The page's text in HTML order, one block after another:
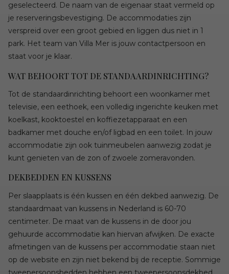
geselecteerd. De naam van de eigenaar staat vermeld op
je reserveringsbevestiging. De accommodaties zijn
verspreid over een groot gebied en liggen dus niet in 1
park. Het team van Villa Mer is jouw contactpersoon en
staat voor je klaar.
WAT BEHOORT TOT DE STANDAARDINRICHTING?
Tot de standaardinrichting behoort een woonkamer met
televisie, een eethoek, een volledig ingerichte keuken met
koelkast, kooktoestel en koffiezetapparaat en een
badkamer met douche en/of ligbad en een toilet. In jouw
accommodatie zijn ook tuinmeubelen aanwezig zodat je
kunt genieten van de zon of zwoele zomeravonden.
DEKBEDDEN EN KUSSENS
Per slaapplaats is één kussen en één dekbed aanwezig. De
standaardmaat van kussens in Nederland is 60-70
centimeter. De maat van de kussens in de door jou
gehuurde accommodatie kan hiervan afwijken. De exacte
afmetingen van de kussens per accommodatie staan niet
op de website en zijn niet bekend bij de receptie. Sommige